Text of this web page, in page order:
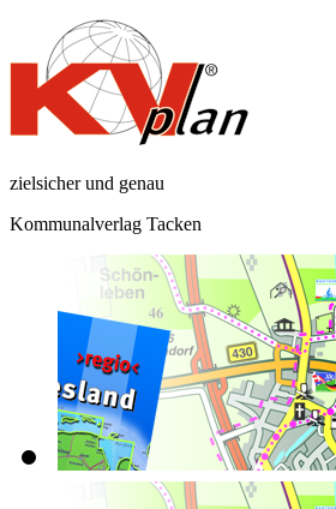
zielsicher und genau
Kommunalverlag Tacken